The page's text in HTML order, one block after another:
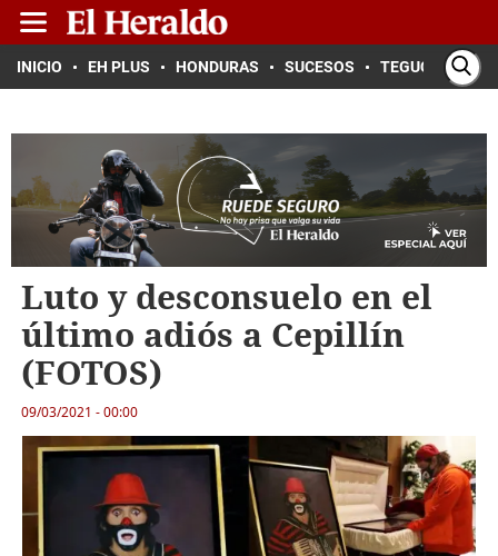
INICIO EH PLUS HONDURAS SUCESOS TEGUCIGALPA
Luto y desconsuelo en el
último adiós a Cepillín
(FOTOS)
09/03/2021 - 00:00